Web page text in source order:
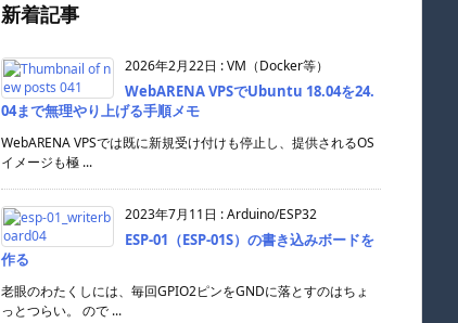
新着記事
2026年2月22日 :VM（Docker等）
WebARENA VPSでUbuntu 18.04を24.
04まで無理やり上げる手順メモ
WebARENA VPSでは既に新規受け付けも停止し、提供されるOS
イメージも極 ...
2023年7月11日 :Arduino/ESP32
ESP-01（ESP-01S）の書き込みボードを
作る
老眼のわたくしには、毎回GPIO2ピンをGNDに落とすのはちょ
っとつらい。 ので ...